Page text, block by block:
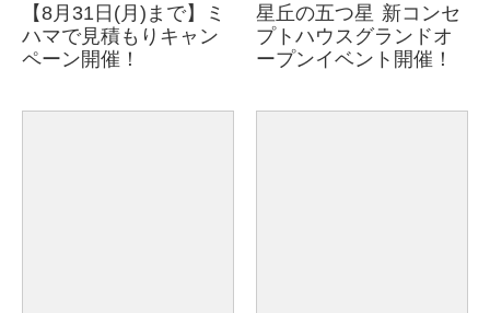
【8月31日(月)まで】ミ
ハマで見積もりキャン
ペーン開催！
星丘の五つ星 新コンセ
プトハウスグランドオ
ープンイベント開催！